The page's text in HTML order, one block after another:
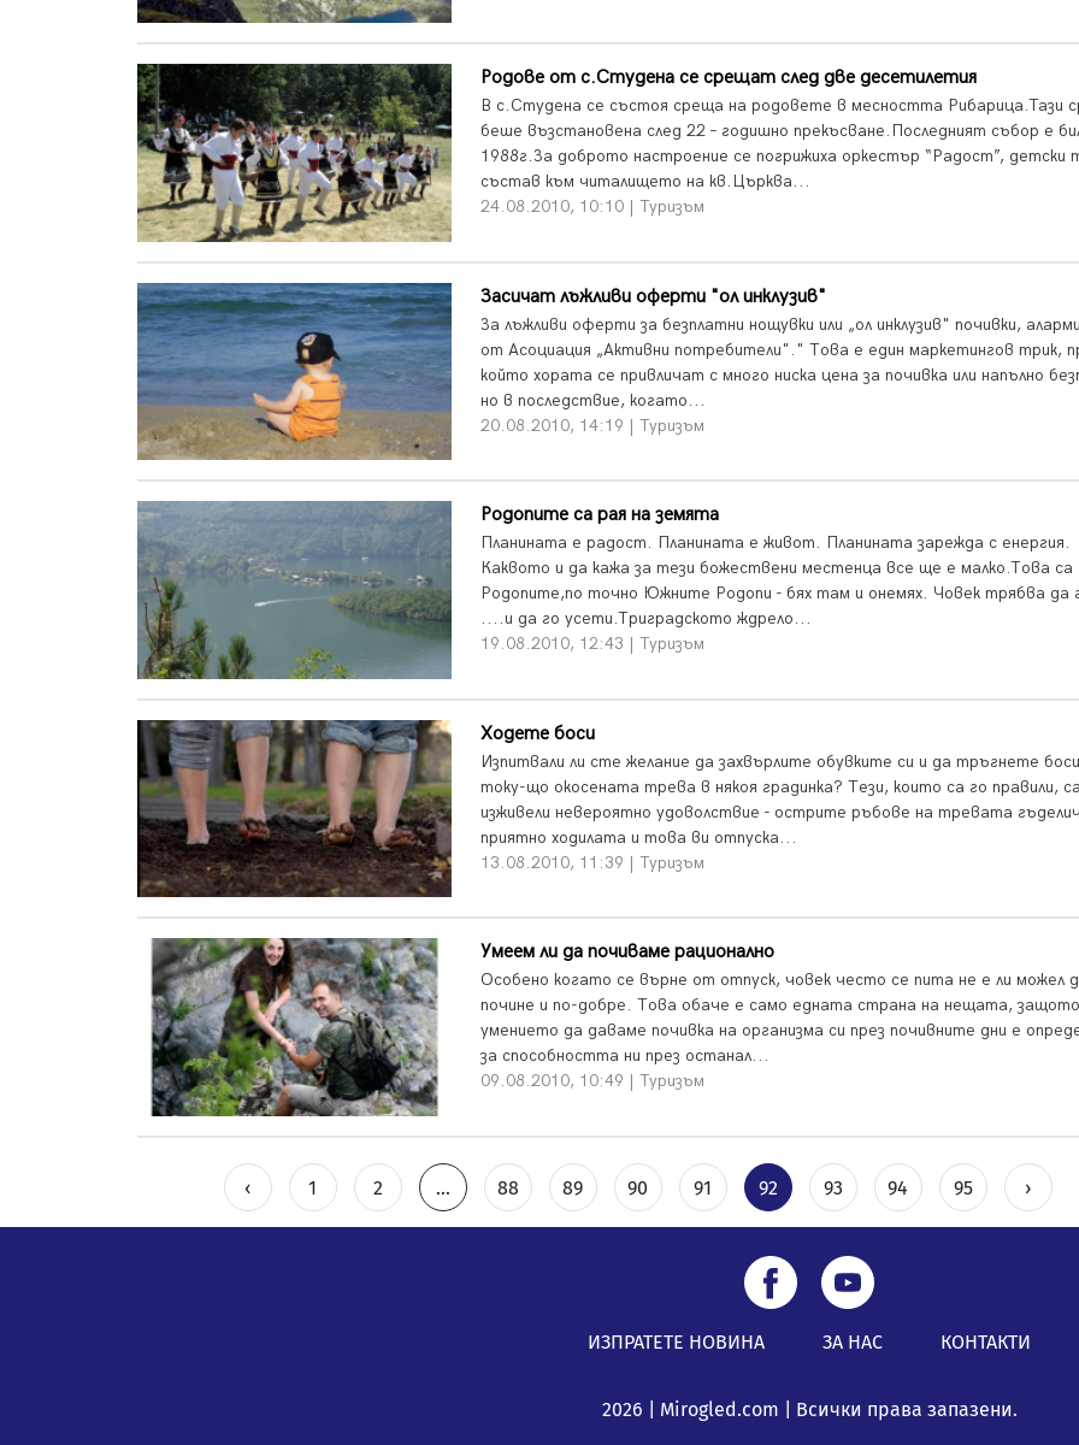
Родове от с.Студена се срещат след две десетилетия
В с.Студена се състоя среща на родовете в месността Рибарица.Тази
беше възстановена след 22 – годишно прекъсване.Последният събор е
1988г.За доброто настроение се погрижиха оркестър “Радост”, детски
състав към читалището на кв.Църква...
24.08.2010, 10:10 | Туризъм
Засичат лъжливи оферти "ол инклузив"
За лъжливи оферти за безплатни нощувки или „ол инклузив" почивки,
от Асоциация „Активни потребители"." Това е един маркетингов трик,
който хората се привличат с много ниска цена за почивка или напълно
но в последствие, когато...
20.08.2010, 14:19 | Туризъм
Родопите са рая на земята
Планината е радост. Планината е живот. Планината зарежда с енергия.
Каквото и да кажа за тези божествени местенца все ще е малко.Това са
Родопите,по точно Южните Родопи - бях там и онемях. Човек трябва да
....и да го усети.Триградското ждрело...
19.08.2010, 12:43 | Туризъм
Ходете боси
Изпитвали ли сте желание да захвърлите обувките си и да тръгнете
току-що окосената трева в някоя градинка? Тези, които са го правили, са
изживели невероятно удоволствие - острите ръбове на тревата
приятно ходилата и това ви отпуска...
13.08.2010, 11:39 | Туризъм
Умеем ли да почиваме рационално
Особено когато се върне от отпуск, човек често се пита не е ли можел
почине и по-добре. Това обаче е само едната страна на нещата, защото
умението да даваме почивка на организма си през почивните дни е
за способността ни през останал...
09.08.2010, 10:49 | Туризъм
‹ 1 2 ... 88 89 90 91 92 93 94 95 ›
ИЗПРАТЕТЕ НОВИНА ЗА НАС КОНТАКТИ
2026 | Mirogled.com | Всички права запазени.